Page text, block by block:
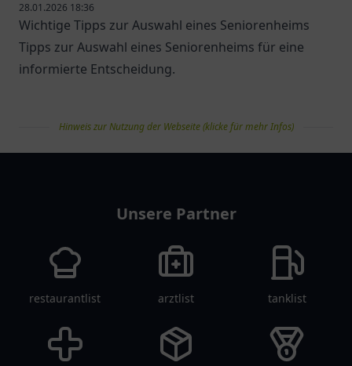
28.01.2026 18:36
Wichtige Tipps zur Auswahl eines Seniorenheims
Tipps zur Auswahl eines Seniorenheims für eine
informierte Entscheidung.
Hinweis zur Nutzung der Webseite (klicke für mehr Infos)
Unsere Partner
restaurantlist arztlist tanklist